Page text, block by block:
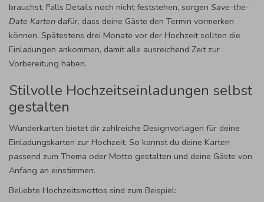
brauchst. Falls Details noch nicht feststehen, sorgen Save-the-
Date Karten dafür, dass deine Gäste den Termin vormerken
können. Spätestens drei Monate vor der Hochzeit sollten die
Einladungen ankommen, damit alle ausreichend Zeit zur
Vorbereitung haben.
Stilvolle Hochzeitseinladungen selbst
gestalten
Wunderkarten bietet dir zahlreiche Designvorlagen für deine
Einladungskarten zur Hochzeit. So kannst du deine Karten
passend zum Thema oder Motto gestalten und deine Gäste von
Anfang an einstimmen.
Beliebte Hochzeitsmottos sind zum Beispiel: